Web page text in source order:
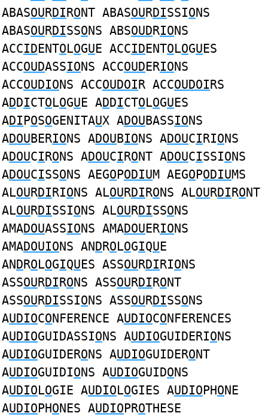
ABASOURDIRONT ABASOURDISSIONS
ABASOURDISSONS ABSOUDRIONS
ACCIDENTOLOGUE ACCIDENTOLOGUES
ACCOUDASSIONS ACCOUDERIONS
ACCOUDIONS ACCOUDOIR ACCOUDOIRS
ADDICTOLOGUE ADDICTOLOGUES
ADIPOSOGENITAUX ADOUBASSIONS
ADOUBERIONS ADOUBIONS ADOUCIRIONS
ADOUCIRONS ADOUCIRONT ADOUCISSIONS
ADOUCISSONS AEGOPODIUM AEGOPODIUMS
ALOURDIRIONS ALOURDIRONS ALOURDIRONT
ALOURDISSIONS ALOURDISSONS
AMADOUASSIONS AMADOUERIONS
AMADOUIONS ANDROLOGIQUE
ANDROLOGIQUES ASSOURDIRIONS
ASSOURDIRONS ASSOURDIRONT
ASSOURDISSIONS ASSOURDISSONS
AUDIOCONFERENCE AUDIOCONFERENCES
AUDIOGUIDASSIONS AUDIOGUIDERIONS
AUDIOGUIDERONS AUDIOGUIDERONT
AUDIOGUIDIONS AUDIOGUIDONS
AUDIOLOGIE AUDIOLOGIES AUDIOPHONE
AUDIOPHONES AUDIOPROTHESE